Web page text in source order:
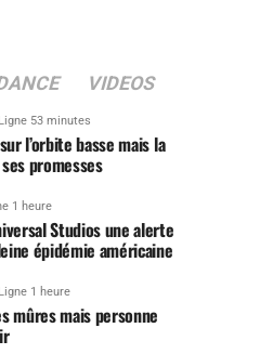
VIDEOS
53 minutes
l’orbite basse mais la
promesses
1 heure
Studios une alerte
épidémie américaine
1 heure
mûres mais personne